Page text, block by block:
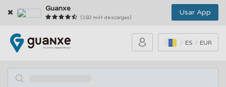
Guanxe
(150 mil+ descargas)
Usar App
ES EUR